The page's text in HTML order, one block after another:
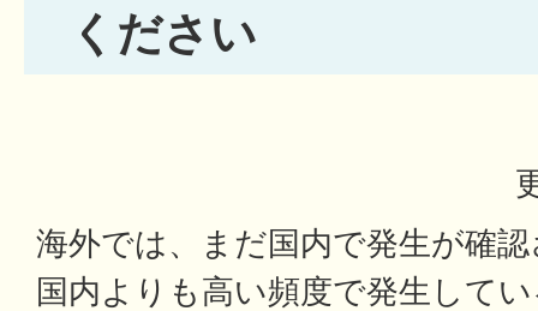
ください
海外では、まだ国内で発生が確
国内よりも高い頻度で発生して